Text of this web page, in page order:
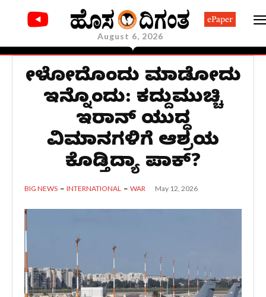
August 6, 2026
ePaper
ಹೇಳೋದೊಂದು ಮಾಡೋದು
ಇನ್ನೊಂದು: ಕದ್ದುಮುಚ್ಚಿ
ಇರಾನ್ ಯುದ್ಧ
ವಿಮಾನಗಳಿಗೆ ಆಶ್ರಯ
ಕೊಡ್ತಿದ್ಯಾ ಪಾಕ್?
BIG NEWS INTERNATIONAL WAR May 12, 2026